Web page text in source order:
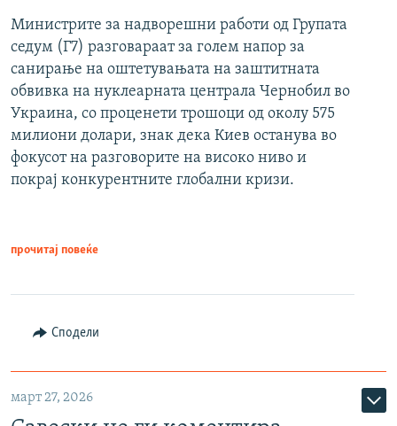
Министрите за надворешни работи од Групата
седум (Г7) разговараат за голем напор за
санирање на оштетувањата на заштитната
обвивка на нуклеарната централа Чернобил во
Украина, со проценети трошоци од околу 575
милиони долари, знак дека Киев останува во
фокусот на разговорите на високо ниво и
покрај конкурентните глобални кризи.
прочитај повеќе
Сподели
март 27, 2026